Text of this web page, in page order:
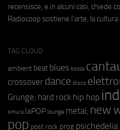
recensisce, e in alcuni casi, chiede
Radiocoop sostiene l'arte, la
TAG CLOUD
ambient beat blues bossa
crossover dance disco
Grunge; hard rock hip hop
kimura laPOP lounge metal; new
pop post rock prog psichedelia